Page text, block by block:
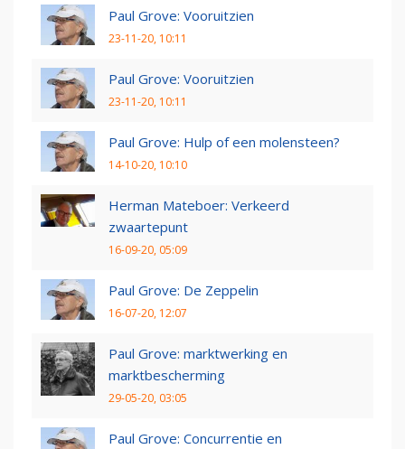
Paul Grove: Vooruitzien
23-11-20, 10:11
Paul Grove: Vooruitzien
23-11-20, 10:11
Paul Grove: Hulp of een molensteen?
14-10-20, 10:10
Herman Mateboer: Verkeerd
zwaartepunt
16-09-20, 05:09
Paul Grove: De Zeppelin
16-07-20, 12:07
Paul Grove: marktwerking en
marktbescherming
29-05-20, 03:05
Paul Grove: Concurrentie en